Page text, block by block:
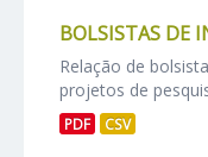
BOLSISTAS DE
Relação de
projetos de
PDF CSV